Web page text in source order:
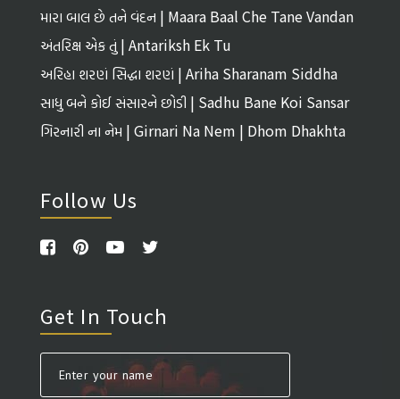
મારા બાલ છે તને વંદન | Maara Baal Che Tane Vandan
અંતરિક્ષ એક તું | Antariksh Ek Tu
અરિહા શરણં સિદ્ધા શરણં | Ariha Sharanam Siddha
Sharanam
સાધુ બને કોઈ સંસારને છોડી | Sadhu Bane Koi Sansar
Ne Chhodi
ગિરનારી ના નેમ | Girnari Na Nem | Dhom Dhakhta
Follow Us
Get In Touch